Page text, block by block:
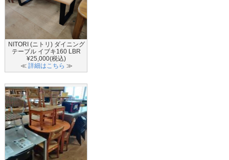
NITORI (ニトリ) ダイニング
テーブル イブキ160 LBR
¥25,000(税込)
≪ 詳細はこちら ≫